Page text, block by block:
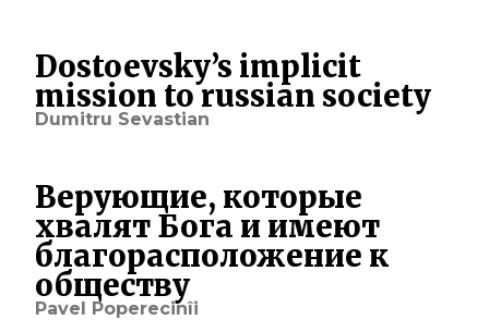
Dostoevsky’s implicit
mission to russian society
Dumitru Sevastian
Верующие, которые
хвалят Бога и имеют
благорасположение к
обществу
Pavel Poperecinîi